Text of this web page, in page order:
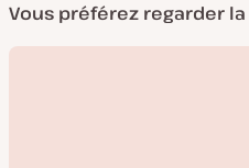
Vous préférez regarder la